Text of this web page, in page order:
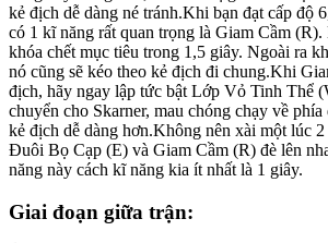
kẻ địch dễ dàng né tránh.Khi bạn đạt cấp độ
có 1 kĩ năng rất quan trọng là Giam Cầm
khóa chết mục tiêu trong 1,5 giây. Ngoài ra
nó cũng sẽ kéo theo kẻ địch đi chung.Khi
địch, hãy ngay lập tức bật Lớp Vỏ Tinh Thể
chuyển cho Skarner, mau chóng chạy về
kẻ địch dễ dàng hơn.Không nên xài một lúc
Đuôi Bọ Cạp (E) và Giam Cầm (R) đè lên
năng này cách kĩ năng kia ít nhất là 1 giây.
Giai đoạn giữa trận: